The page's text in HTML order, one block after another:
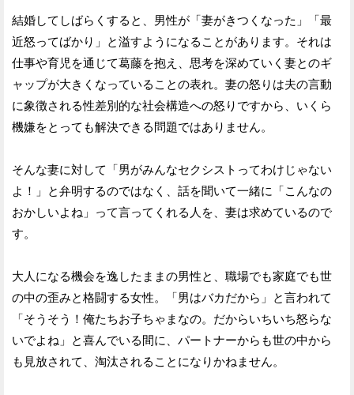
結婚してしばらくすると、男性が「妻がきつくなった」「最
近怒ってばかり」と溢すようになることがあります。それは
仕事や育児を通じて葛藤を抱え、思考を深めていく妻とのギ
ャップが大きくなっていることの表れ。妻の怒りは夫の言動
に象徴される性差別的な社会構造への怒りですから、いくら
機嫌をとっても解決できる問題ではありません。
そんな妻に対して「男がみんなセクシストってわけじゃない
よ！」と弁明するのではなく、話を聞いて一緒に「こんなの
おかしいよね」って言ってくれる人を、妻は求めているので
す。
大人になる機会を逸したままの男性と、職場でも家庭でも世
の中の歪みと格闘する女性。「男はバカだから」と言われて
「そうそう！俺たちお子ちゃまなの。だからいちいち怒らな
いでよね」と喜んでいる間に、パートナーからも世の中から
も見放されて、淘汰されることになりかねません。